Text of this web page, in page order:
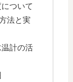
ついて
法と実
計の活